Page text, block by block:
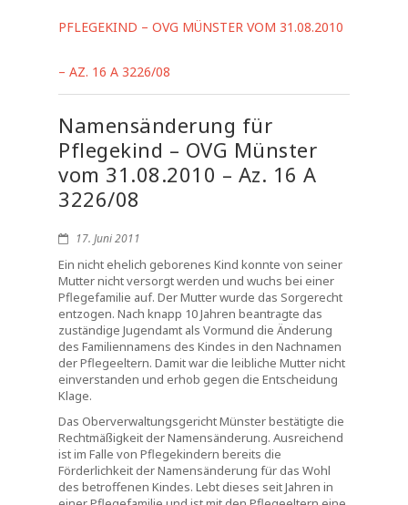
PFLEGEKIND – OVG MÜNSTER VOM 31.08.2010
– AZ. 16 A 3226/08
Namensänderung für
Pflegekind – OVG Münster
vom 31.08.2010 – Az. 16 A
3226/08
17. Juni 2011
Ein nicht ehelich geborenes Kind konnte von seiner
Mutter nicht versorgt werden und wuchs bei einer
Pflegefamilie auf. Der Mutter wurde das Sorgerecht
entzogen. Nach knapp 10 Jahren beantragte das
zuständige Jugendamt als Vormund die Änderung
des Familiennamens des Kindes in den Nachnamen
der Pflegeeltern. Damit war die leibliche Mutter nicht
einverstanden und erhob gegen die Entscheidung
Klage.
Das Oberverwaltungsgericht Münster bestätigte die
Rechtmäßigkeit der Namensänderung. Ausreichend
ist im Falle von Pflegekindern bereits die
Förderlichkeit der Namensänderung für das Wohl
des betroffenen Kindes. Lebt dieses seit Jahren in